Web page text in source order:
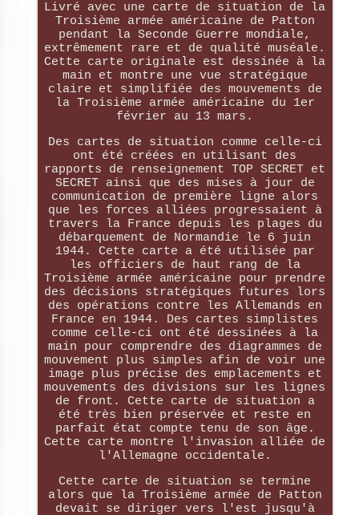
Livré avec une carte de situation de la
Troisième armée américaine de Patton
pendant la Seconde Guerre mondiale,
extrêmement rare et de qualité muséale.
Cette carte originale est dessinée à la
main et montre une vue stratégique
claire et simplifiée des mouvements de
la Troisième armée américaine du 1er
février au 13 mars.
Des cartes de situation comme celle-ci
ont été créées en utilisant des
rapports de renseignement TOP SECRET et
SECRET ainsi que des mises à jour de
communication de première ligne alors
que les forces alliées progressaient à
travers la France depuis les plages du
débarquement de Normandie le 6 juin
1944. Cette carte a été utilisée par
les officiers de haut rang de la
Troisième armée américaine pour prendre
des décisions stratégiques futures lors
des opérations contre les Allemands en
France en 1944. Des cartes simplistes
comme celle-ci ont été dessinées à la
main pour comprendre des diagrammes de
mouvement plus simples afin de voir une
image plus précise des emplacements et
mouvements des divisions sur les lignes
de front. Cette carte de situation a
été très bien préservée et reste en
parfait état compte tenu de son âge.
Cette carte montre l'invasion alliée de
l'Allemagne occidentale.
Cette carte de situation se termine
alors que la Troisième armée de Patton
devait se diriger vers l'est jusqu'à